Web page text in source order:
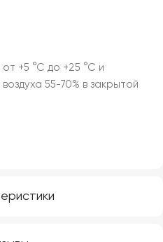
+5 °С до +25 °С и
55-70% в закрытой